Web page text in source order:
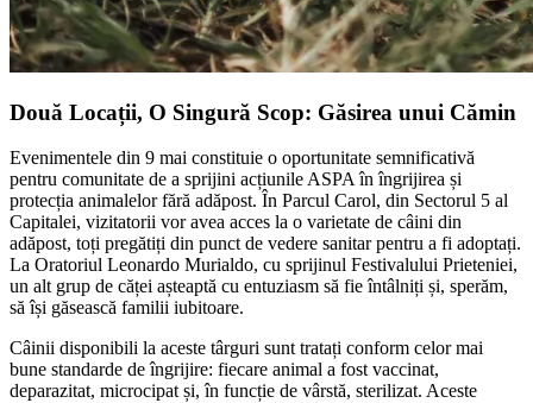
Două Locații, O Singură Scop: Găsirea unui Cămin
Evenimentele din 9 mai constituie o oportunitate semnificativă
pentru comunitate de a sprijini acțiunile ASPA în îngrijirea și
protecția animalelor fără adăpost. În Parcul Carol, din Sectorul 5 al
Capitalei, vizitatorii vor avea acces la o varietate de câini din
adăpost, toți pregătiți din punct de vedere sanitar pentru a fi adoptați.
La Oratoriul Leonardo Murialdo, cu sprijinul Festivalului Prieteniei,
un alt grup de căței așteaptă cu entuziasm să fie întâlniți și, sperăm,
să își găsească familii iubitoare.
Câinii disponibili la aceste târguri sunt tratați conform celor mai
bune standarde de îngrijire: fiecare animal a fost vaccinat,
deparazitat, microcipat și, în funcție de vârstă, sterilizat. Aceste